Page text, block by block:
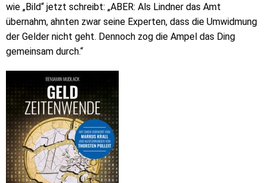
wie „Bild“ jetzt schreibt: „ABER: Als Lindner das Amt
übernahm, ahnten zwar seine Experten, dass die Umwidmung
der Gelder nicht geht. Dennoch zog die Ampel das Ding
gemeinsam durch.“